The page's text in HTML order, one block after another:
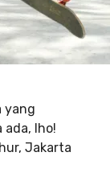
yang
ada, lho!
Jakarta